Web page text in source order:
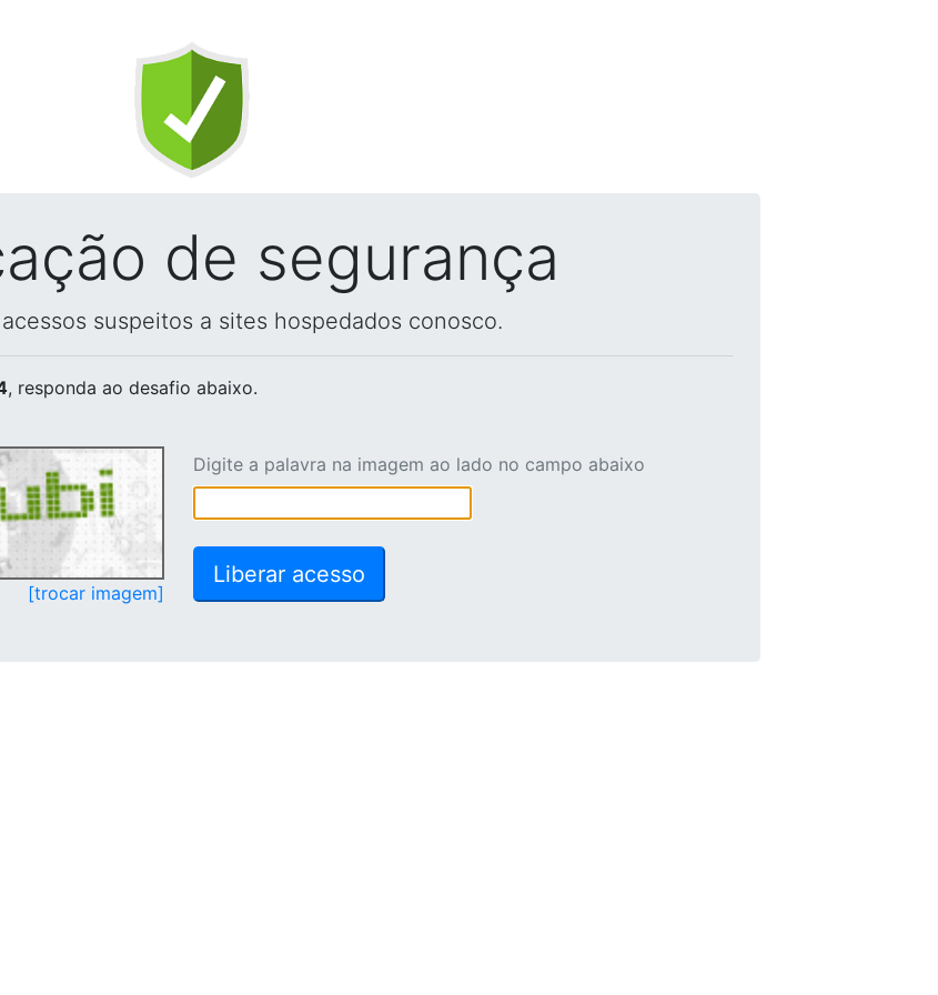
de segurança
suspeitos a sites hospedados conosco.
, responda ao desafio abaixo.
[trocar imagem]
Digite a palavra na imagem ao lado no campo abaixo